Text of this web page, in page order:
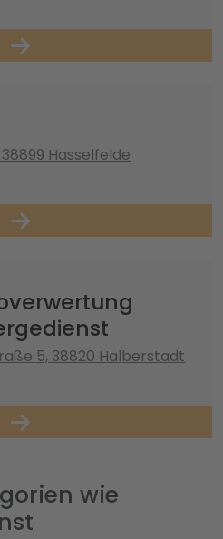
Hasselfelde
5, 38820 Halberstadt
wie